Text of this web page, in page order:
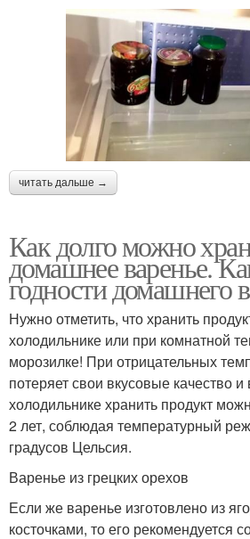
читать дальше →
Как долго можно
домашнее варенье.
годности домашнего
Нужно отметить, что хранить
холодильнике или при комнатной
морозилке! При отрицательных
потеряет свои вкусовые качество
холодильнике хранить продукт
2 лет, соблюдая температурный
градусов Цельсия.
Варенье из грецких орехов
Если же варенье изготовлено из
косточками, то его рекомендуется